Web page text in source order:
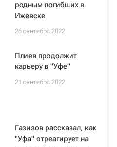
родным погибших в
Ижевске
26 сентября 2022
Плиев продолжит
карьеру в "Уфе"
21 сентября 2022
Газизов рассказал, как
"Уфа" отреагирует на